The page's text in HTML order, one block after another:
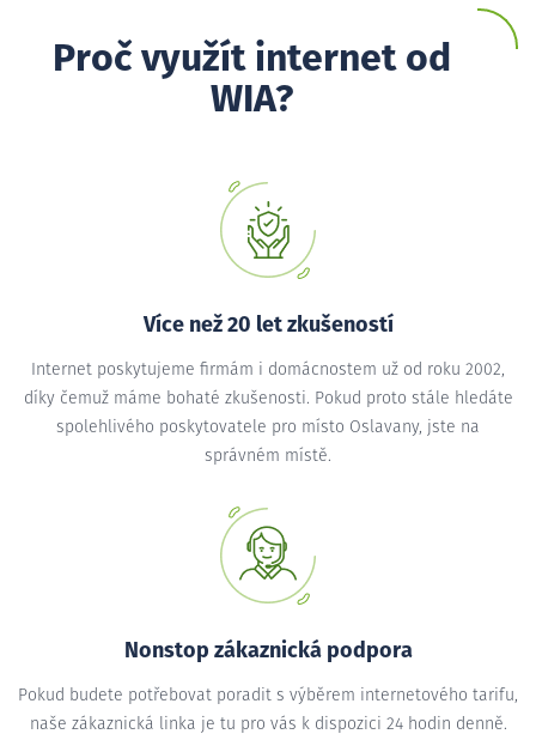
Proč využít internet od
WIA?
Více než 20 let zkušeností
Internet poskytujeme firmám i domácnostem už od roku 2002,
díky čemuž máme bohaté zkušenosti. Pokud proto stále hledáte
spolehlivého poskytovatele pro místo Oslavany, jste na
správném místě.
Nonstop zákaznická podpora
Pokud budete potřebovat poradit s výběrem internetového tarifu,
naše zákaznická linka je tu pro vás k dispozici 24 hodin denně.